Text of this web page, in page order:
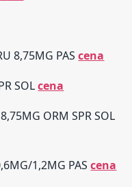
8,75MG PAScena
SOLcena
ORM SPR SOL
1,2MG PAScena